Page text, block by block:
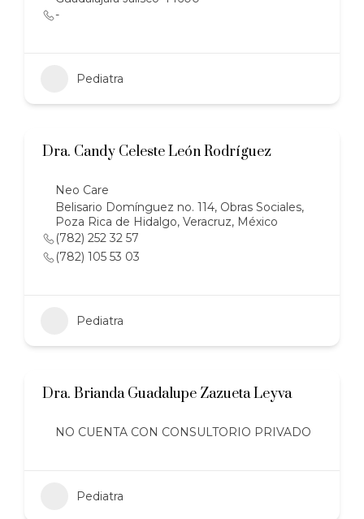
-
Pediatra
Dra. Candy Celeste León Rodríguez
Neo Care
Belisario Domínguez no. 114, Obras Sociales,
Poza Rica de Hidalgo, Veracruz, México
(782) 252 32 57
(782) 105 53 03
Pediatra
Dra. Brianda Guadalupe Zazueta Leyva
NO CUENTA CON CONSULTORIO PRIVADO
Pediatra